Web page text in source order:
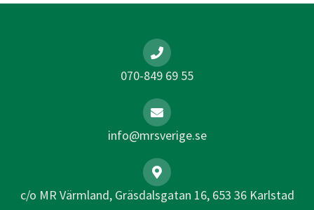
070-849 69 55
info@mrsverige.se
c/o MR Värmland, Gräsdalsgatan 16, 653 36 Karlstad